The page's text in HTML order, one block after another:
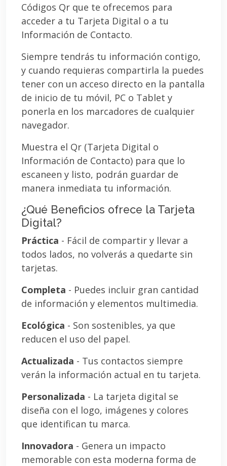
Códigos Qr que te ofrecemos para
acceder a tu Tarjeta Digital o a tu
Información de Contacto.
Siempre tendrás tu información contigo,
y cuando requieras compartirla la puedes
tener con un acceso directo en la pantalla
de inicio de tu móvil, PC o Tablet y
ponerla en los marcadores de cualquier
navegador.
Muestra el Qr (Tarjeta Digital o
Información de Contacto) para que lo
escaneen y listo, podrán guardar de
manera inmediata tu información.
¿Qué Beneficios ofrece la Tarjeta
Digital?
Práctica - Fácil de compartir y llevar a
todos lados, no volverás a quedarte sin
tarjetas.
Completa - Puedes incluir gran cantidad
de información y elementos multimedia.
Ecológica - Son sostenibles, ya que
reducen el uso del papel.
Actualizada - Tus contactos siempre
verán la información actual en tu tarjeta.
Personalizada - La tarjeta digital se
diseña con el logo, imágenes y colores
que identifican tu marca.
Innovadora - Genera un impacto
memorable con esta moderna forma de